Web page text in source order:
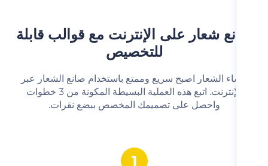
شعار على الإنترنت مع قوالب قابلة
للتخصيص
الشعار اصبح سريع وممتع باستخدام صانع الشعار عبر
الإنترنت. اتبع هذه العملية البسيطة المكونة من 3 خطوات
واحصل على تصميمك المخصص ببضع نقرات.‬